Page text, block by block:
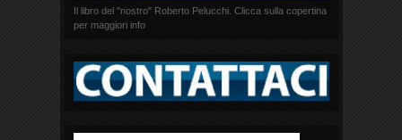
Il libro del "nostro" Roberto Pelucchi. Clicca sulla copertina
per maggiori info